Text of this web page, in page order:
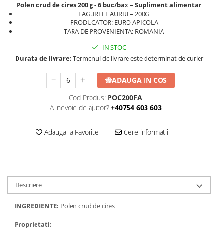
Polen crud de cires 200 g - 6 buc/bax – Supliment alimentar
FAGURELE AURIU – 200G
PRODUCATOR: EURO APICOLA
TARA DE PROVENIENTA: ROMANIA
IN STOC
Durata de livrare: Termenul de livrare este determinat de curier
🐝ADAUGA IN COS
Cod Produs: POC200FA
Ai nevoie de ajutor? +40754 603 603
Adauga la Favorite Cere informatii
Descriere
INGREDIENTE: Polen crud de cires
Proprietati: